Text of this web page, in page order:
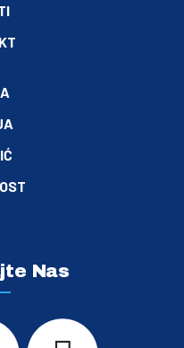
Nas